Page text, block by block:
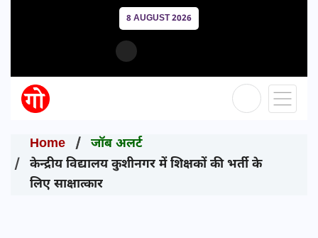
8 AUGUST 2026
Home
जॉब अलर्ट
केन्द्रीय विद्यालय कुशीनगर में शिक्षकों की भर्ती के
लिए साक्षात्कार